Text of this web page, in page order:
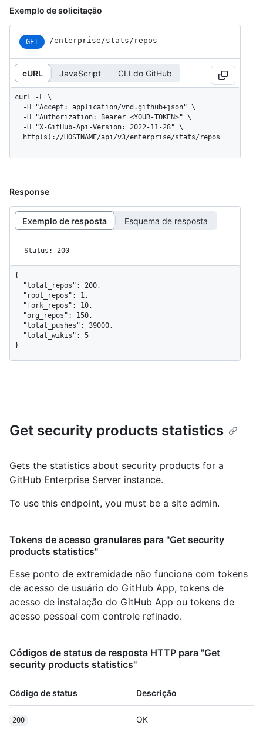
Exemplo de solicitação
GET /enterprise/stats/repos
cURL JavaScript CLI do GitHub
curl -L \
  http(s)://HOSTNAME/api/v3/enterprise/stats/repos
Response
Exemplo de resposta Esquema de resposta
Status: 200
{
}
Get security products statistics
Gets the statistics about security products for a
GitHub Enterprise Server instance.
To use this endpoint, you must be a site admin.
Tokens de acesso granulares para "Get security
products statistics"
Esse ponto de extremidade não funciona com tokens
de acesso de usuário do GitHub App, tokens de
acesso de instalação do GitHub App ou tokens de
acesso pessoal com controle refinado.
Códigos de status de resposta HTTP para "Get
security products statistics"
Código de status Descrição
200 OK